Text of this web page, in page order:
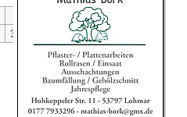
2019
2021
30.451 30.453 30.452